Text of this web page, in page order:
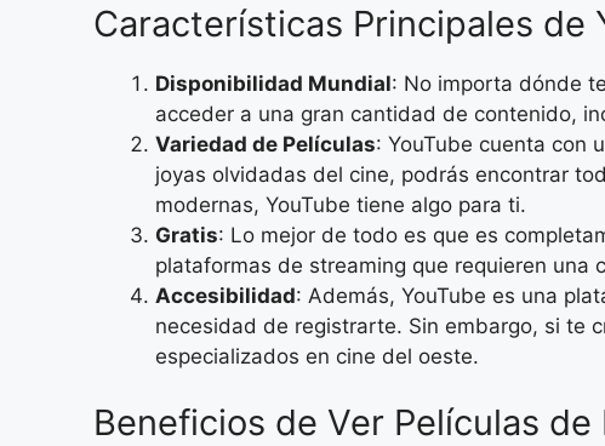
Características Principales de
Disponibilidad Mundial: No importa dónde
acceder a una gran cantidad de contenido,
Variedad de Películas: YouTube cuenta con
joyas olvidadas del cine, podrás encontrar
modernas, YouTube tiene algo para ti.
Gratis: Lo mejor de todo es que es
plataformas de streaming que requieren una
Accesibilidad: Además, YouTube es una
necesidad de registrarte. Sin embargo, si te
especializados en cine del oeste.
Beneficios de Ver Películas